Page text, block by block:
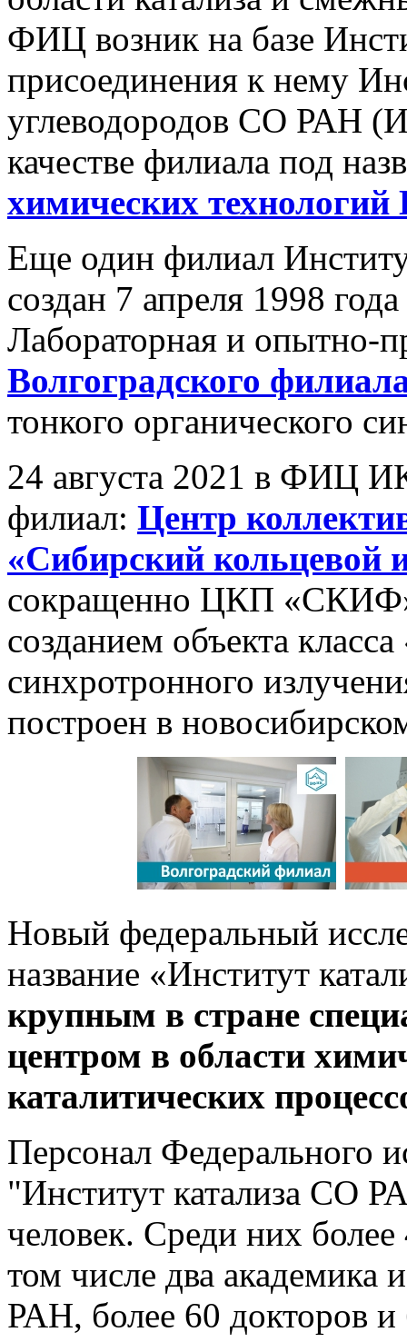
ФИЦ возник на базе
присоединения к нему
углеводородов СО РАН
качестве филиала под
химических
Еще один филиал
создан 7 апреля 1998
Лабораторная и опытно-
Волгоградского
тонкого органического
24 августа 2021 в ФИЦ
филиал: Центр
«Сибирский кольцевой
сокращенно ЦКП
созданием объекта
синхротронного
построен в
Новый федеральный
название «Институт
крупным в стране
центром в области
каталитических
Персонал Федерального
"Институт катализа СО
человек. Среди них
том числе два академика
РАН, более 60 докторов и